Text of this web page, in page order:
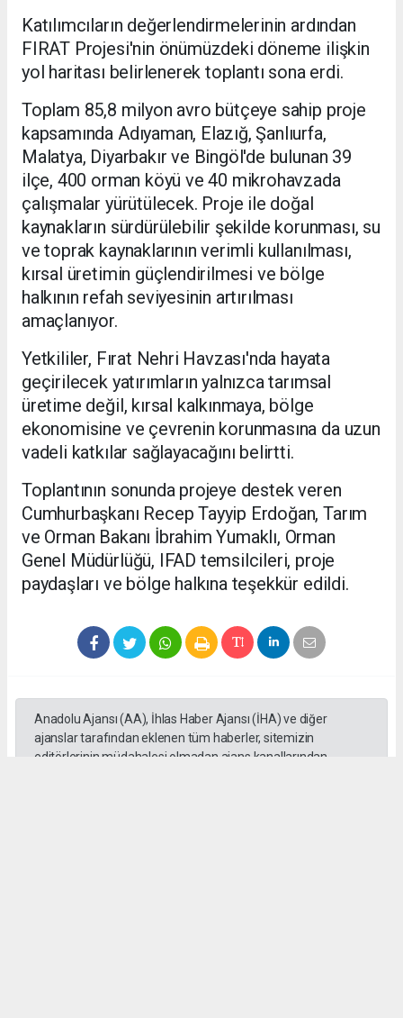
Katılımcıların değerlendirmelerinin ardından
FIRAT Projesi'nin önümüzdeki döneme ilişkin
yol haritası belirlenerek toplantı sona erdi.
Toplam 85,8 milyon avro bütçeye sahip proje
kapsamında Adıyaman, Elazığ, Şanlıurfa,
Malatya, Diyarbakır ve Bingöl'de bulunan 39
ilçe, 400 orman köyü ve 40 mikrohavzada
çalışmalar yürütülecek. Proje ile doğal
kaynakların sürdürülebilir şekilde korunması, su
ve toprak kaynaklarının verimli kullanılması,
kırsal üretimin güçlendirilmesi ve bölge
halkının refah seviyesinin artırılması
amaçlanıyor.
Yetkililer, Fırat Nehri Havzası'nda hayata
geçirilecek yatırımların yalnızca tarımsal
üretime değil, kırsal kalkınmaya, bölge
ekonomisine ve çevrenin korunmasına da uzun
vadeli katkılar sağlayacağını belirtti.
Toplantının sonunda projeye destek veren
Cumhurbaşkanı Recep Tayyip Erdoğan, Tarım
ve Orman Bakanı İbrahim Yumaklı, Orman
Genel Müdürlüğü, IFAD temsilcileri, proje
paydaşları ve bölge halkına teşekkür edildi.
Anadolu Ajansı (AA), İhlas Haber Ajansı (İHA) ve diğer
ajanslar tarafından eklenen tüm haberler, sitemizin
editörlerinin müdahalesi olmadan ajans kanallarından